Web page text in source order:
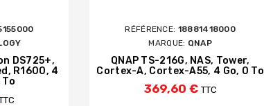
DS725+,
R1600, 4
To
RÉFÉRENCE: 18881418000
MARQUE: QNAP
QNAP TS-216G, NAS, Tower,
Cortex-A, Cortex-A55, 4 Go, 0 To
369,60 € TTC